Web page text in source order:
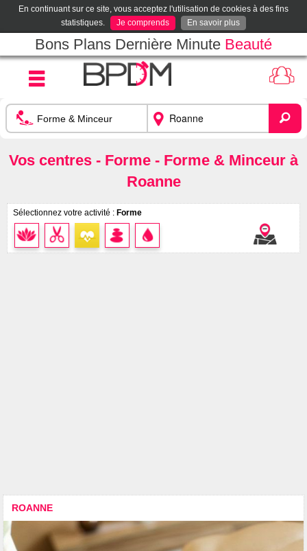
En continuant sur ce site, vous acceptez l'utilisation de cookies à des fins
statistiques.
Je comprends En savoir plus
Bons Plans Dernière Minute Beauté
Vos centres - Forme - Forme & Minceur à
Roanne
Sélectionnez votre activité : Forme
ROANNE